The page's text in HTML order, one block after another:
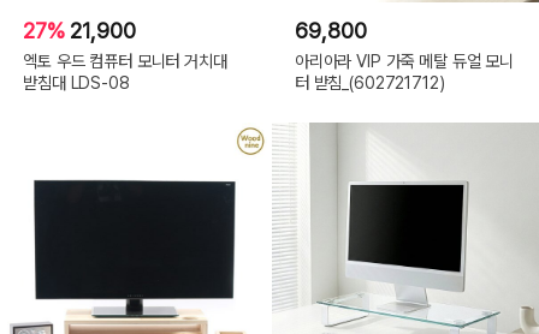
27% 21,900
엑토 우드 컴퓨터 모니터 거치대
받침대 LDS-08
69,800
아리아라 VIP 가죽 메탈 듀얼 모니
터 받침_(602721712)